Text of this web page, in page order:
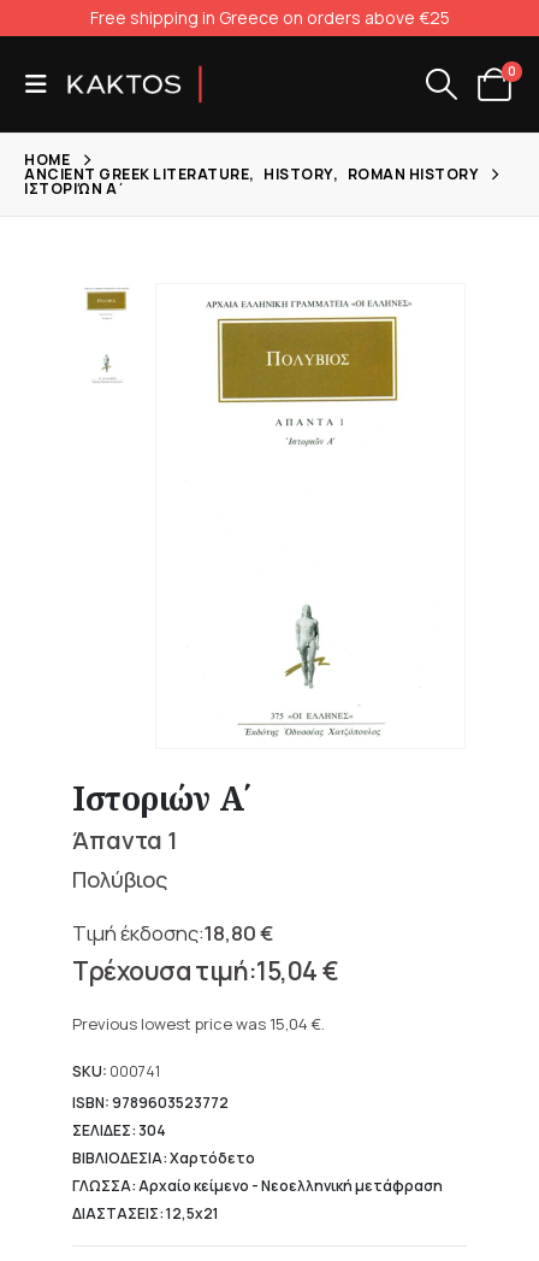
Free shipping in Greece on orders above €25
0
HOME
ANCIENT GREEK LITERATURE, HISTORY, ROMAN HISTORY
ΙΣΤΟΡΙΏΝ Α΄
Ιστοριών Α΄
Άπαντα 1
Πολύβιος
18,80€
Original
price
18,80 €.
15,04€
price
15,04 €.
Previous lowest price was 15,04 €.
SKU: 000741
ISBN: 9789603523772
ΣΕΛΙΔΕΣ: 304
ΒΙΒΛΙΟΔΕΣΙΑ: Χαρτόδετο
ΓΛΩΣΣΑ: Αρχαίο κείμενο - Νεοελληνική μετάφραση
ΔΙΑΣΤΑΣΕΙΣ: 12,5x21